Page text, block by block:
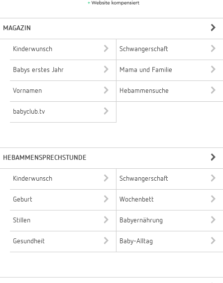
MAGAZIN
Kinderwunsch Schwangerschaft
Babys erstes Jahr Mama und Familie
Vornamen Hebammensuche
babyclub.tv
HEBAMMENSPRECHSTUNDE
Kinderwunsch Schwangerschaft
Geburt Wochenbett
Stillen Babyernährung
Gesundheit Baby-Alltag